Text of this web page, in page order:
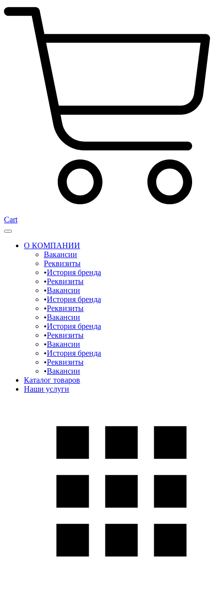
Cart
О КОМПАНИИ
Вакансии
Реквизиты
История бренда
Реквизиты
Вакансии
История бренда
Реквизиты
Вакансии
История бренда
Реквизиты
Вакансии
История бренда
Реквизиты
Вакансии
Каталог товаров
Наши услуги